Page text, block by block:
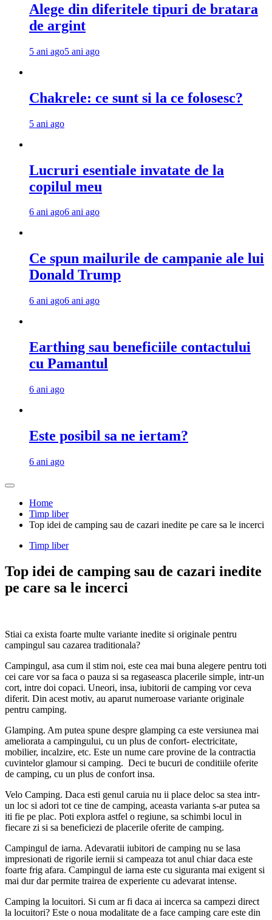
Alege din diferitele tipuri de bratara
de argint
5 ani ago5 ani ago
Chakrele: ce sunt si la ce folosesc?
5 ani ago
Lucruri esentiale invatate de la
copilul meu
6 ani ago6 ani ago
Ce spun mailurile de campanie ale lui
Donald Trump
6 ani ago6 ani ago
Earthing sau beneficiile contactului
cu Pamantul
6 ani ago
Este posibil sa ne iertam?
6 ani ago
Home
Timp liber
Top idei de camping sau de cazari inedite pe care sa le incerci
Timp liber
Top idei de camping sau de cazari inedite
pe care sa le incerci
Stiai ca exista foarte multe variante inedite si originale pentru
campingul sau cazarea traditionala?
Campingul, asa cum il stim noi, este cea mai buna alegere pentru toti
cei care vor sa faca o pauza si sa regaseasca placerile simple, intr-un
cort, intre doi copaci. Uneori, insa, iubitorii de camping vor ceva
diferit. Din acest motiv, au aparut numeroase variante originale
pentru camping.
Glamping. Am putea spune despre glamping ca este versiunea mai
ameliorata a campingului, cu un plus de confort- electricitate,
mobilier, incalzire, etc. Este un nume care provine de la contractia
cuvintelor glamour si camping. Deci te bucuri de conditiile oferite
de camping, cu un plus de confort insa.
Velo Camping. Daca esti genul caruia nu ii place deloc sa stea intr-
un loc si adori tot ce tine de camping, aceasta varianta s-ar putea sa
iti fie pe plac. Poti explora astfel o regiune, sa schimbi locul in
fiecare zi si sa beneficiezi de placerile oferite de camping.
Campingul de iarna. Adevaratii iubitori de camping nu se lasa
impresionati de rigorile iernii si campeaza tot anul chiar daca este
foarte frig afara. Campingul de iarna este cu siguranta mai exigent si
mai dur dar permite trairea de experiente cu adevarat intense.
Camping la locuitori. Si cum ar fi daca ai incerca sa campezi direct
la locuitori? Este o noua modalitate de a face camping care este din